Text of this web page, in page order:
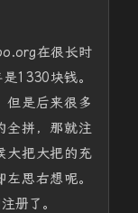
在很长时
1330块钱。
但是后来很多
全拼，那就注
大把大把的充
思右想呢。
册了。